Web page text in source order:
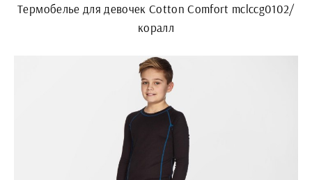
Термобелье для девочек Cotton Comfort mclccg0102/
коралл